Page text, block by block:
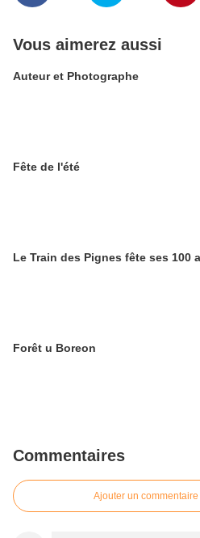
Vous aimerez aussi
Auteur et Photographe
Fête de l'été
Le Train des Pignes fête ses 100
Forêt u Boreon
Commentaires
Ajouter un commentaire